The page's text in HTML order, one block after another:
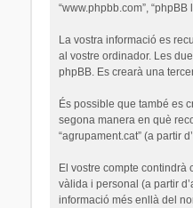
“www.phpbb.com”,
La vostra informació es
al vostre ordinador. Les
phpBB. Es crearà una
És possible que també es
segona manera en què
“agrupament.cat” (a partir
El vostre compte contindrà
vàlida i personal (a partir
informació més enllà del